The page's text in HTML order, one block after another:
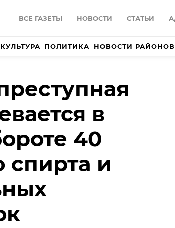
ВСЕ ГАЗЕТЫ НОВОСТИ СТАТЬИ
КУЛЬТУРА ПОЛИТИКА НОВОСТИ РАЙОНОВ
в
40
спирта и